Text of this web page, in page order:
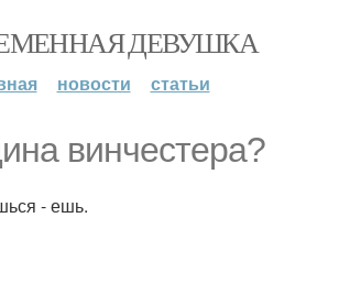
ДЕВУШКА
новости статьи
винчестера?
- ешь.